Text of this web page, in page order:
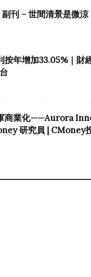
刊 – 世間清景是微涼
按年增加33.05%｜財
商業化——Aurora
研究員 | CMoney